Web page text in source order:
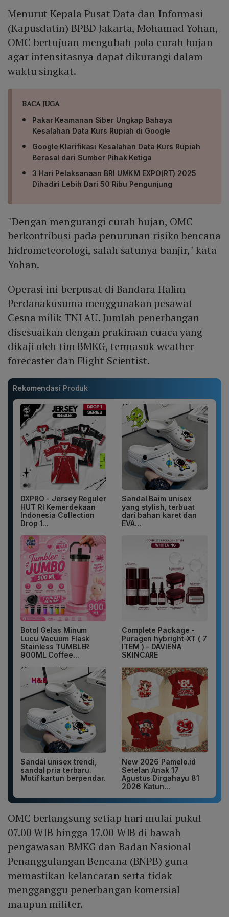
Menurut Kepala Pusat Data dan Informasi
(Kapusdatin) BPBD Jakarta, Mohamad Yohan,
OMC bertujuan mengubah pola curah hujan
agar intensitasnya dapat dikurangi dalam
waktu singkat.
BACA JUGA
Pakar Keamanan Siber Ungkap Bahaya
Kesalahan Data Kurs Rupiah di Google
Google Klarifikasi Kesalahan Data Kurs Rupiah
Berasal dari Sumber Pihak Ketiga
3 Hari Pelaksanaan BRI UMKM EXPO(RT) 2025
Dihadiri Lebih Dari 50 Ribu Pengunjung
"Dengan mengurangi curah hujan, OMC
berkontribusi pada penurunan risiko bencana
hidrometeorologi, salah satunya banjir," kata
Yohan.
Operasi ini berpusat di Bandara Halim
Perdanakusuma menggunakan pesawat
Cesna milik TNI AU. Jumlah penerbangan
disesuaikan dengan prakiraan cuaca yang
dikaji oleh tim BMKG, termasuk weather
forecaster dan Flight Scientist.
Rekomendasi Produk
DXPRO - Jersey Reguler
HUT RI Kemerdekaan
Indonesia Collection
Drop 1...
Sandal Baim unisex
yang stylish, terbuat
dari bahan karet dan
EVA...
Botol Gelas Minum
Lucu Vacuum Flask
Stainless TUMBLER
900ML Coffee...
Complete Package -
Puragen hybright-XT ( 7
ITEM ) - DAVIENA
SKINCARE
Sandal unisex trendi,
sandal pria terbaru.
Motif kartun berpendar.
New 2026 Pamelo.id
Setelan Anak 17
Agustus Dirgahayu 81
2026 Katun...
OMC berlangsung setiap hari mulai pukul
07.00 WIB hingga 17.00 WIB di bawah
pengawasan BMKG dan Badan Nasional
Penanggulangan Bencana (BNPB) guna
memastikan kelancaran serta tidak
mengganggu penerbangan komersial
maupun militer.